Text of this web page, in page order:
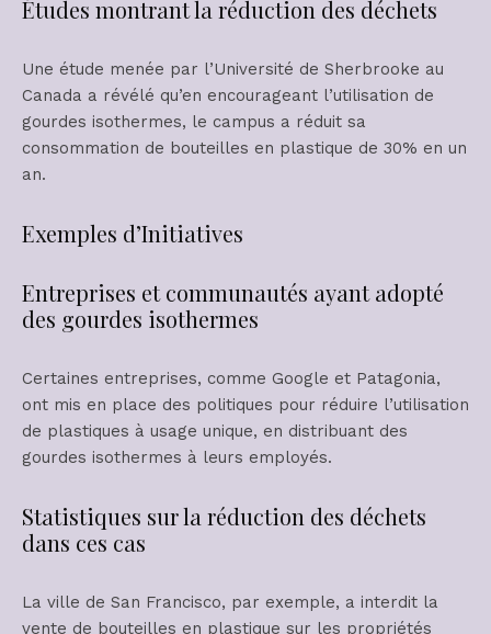
Études montrant la réduction des déchets
Une étude menée par l’Université de Sherbrooke au
Canada a révélé qu’en encourageant l’utilisation de
gourdes isothermes, le campus a réduit sa
consommation de bouteilles en plastique de 30% en un
an.
Exemples d’Initiatives
Entreprises et communautés ayant adopté
des gourdes isothermes
Certaines entreprises, comme Google et Patagonia,
ont mis en place des politiques pour réduire l’utilisation
de plastiques à usage unique, en distribuant des
gourdes isothermes à leurs employés.
Statistiques sur la réduction des déchets
dans ces cas
La ville de San Francisco, par exemple, a interdit la
vente de bouteilles en plastique sur les propriétés